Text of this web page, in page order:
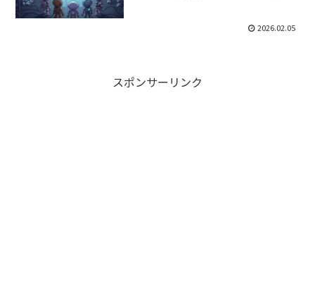
2026.02.05
スポンサーリンク